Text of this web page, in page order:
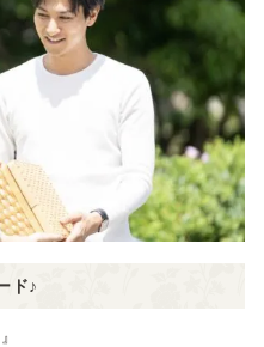
ド♪